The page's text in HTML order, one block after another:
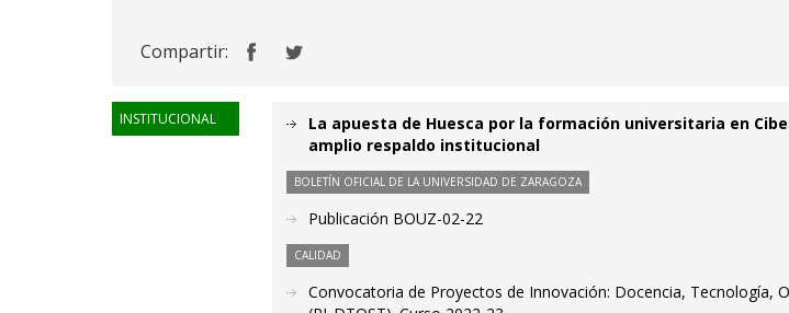
Compartir:
INSTITUCIONAL
La apuesta de Huesca por la formación universitaria en
amplio respaldo institucional
BOLETÍN OFICIAL DE LA UNIVERSIDAD DE ZARAGOZA
Publicación BOUZ-02-22
CALIDAD
Convocatoria de Proyectos de Innovación: Docencia, Tecnología,